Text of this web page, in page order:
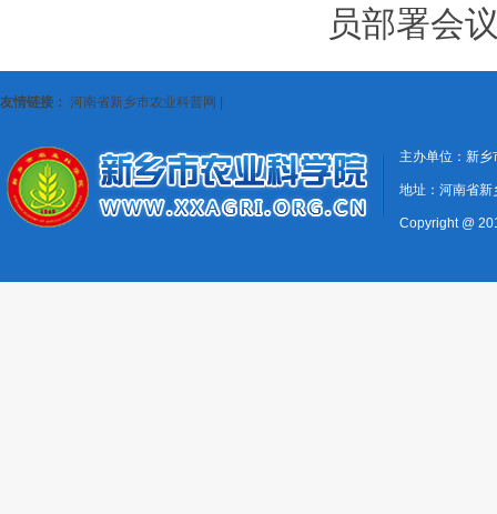
员部署会
友情链接： 河南省新乡市农业科普网 |
主办单位：新
地址：河南省
Copyright @